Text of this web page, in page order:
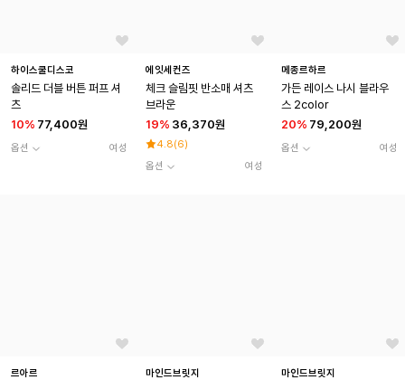
하이스쿨디스코
솔리드 더블 버튼 퍼프 셔
츠
10% 77,400원
옵션 여성
에잇세컨즈
체크 슬림핏 반소매 셔츠
브라운
19% 36,370원
4.8(6)
옵션
여성
메종르하르
가든 레이스 나시 블라우
스 2color
20% 79,200원
옵션 여성
르아르 마인드브릿지 마인드브릿지